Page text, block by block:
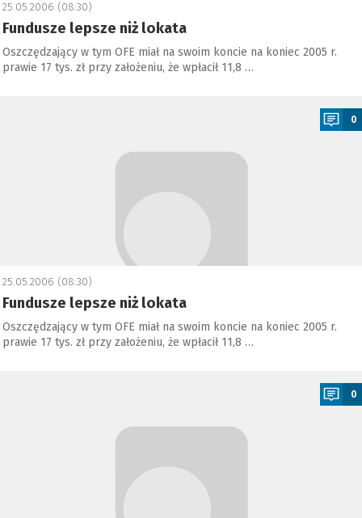
25.05.2006 (08:30)
Fundusze lepsze niż lokata
Oszczędzający w tym OFE miał na swoim koncie na koniec 2005 r.
prawie 17 tys. zł przy założeniu, że wpłacił 11,8 …
0
25.05.2006 (08:30)
Fundusze lepsze niż lokata
Oszczędzający w tym OFE miał na swoim koncie na koniec 2005 r.
prawie 17 tys. zł przy założeniu, że wpłacił 11,8 …
0